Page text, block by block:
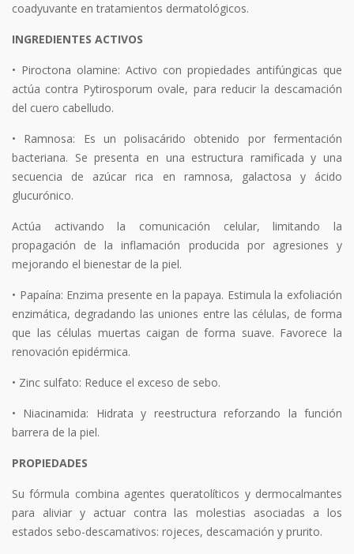
coadyuvante en tratamientos dermatológicos.
INGREDIENTES ACTIVOS
• Piroctona olamine: Activo con propiedades antifúngicas que
actúa contra Pytirosporum ovale, para reducir la descamación
del cuero cabelludo.
• Ramnosa: Es un polisacárido obtenido por fermentación
bacteriana. Se presenta en una estructura ramificada y una
secuencia de azúcar rica en ramnosa, galactosa y ácido
glucurónico.
Actúa activando la comunicación celular, limitando la
propagación de la inflamación producida por agresiones y
mejorando el bienestar de la piel.
• Papaína: Enzima presente en la papaya. Estimula la exfoliación
enzimática, degradando las uniones entre las células, de forma
que las células muertas caigan de forma suave. Favorece la
renovación epidérmica.
• Zinc sulfato: Reduce el exceso de sebo.
• Niacinamida: Hidrata y reestructura reforzando la función
barrera de la piel.
PROPIEDADES
Su fórmula combina agentes queratolíticos y dermocalmantes
para aliviar y actuar contra las molestias asociadas a los
estados sebo-descamativos: rojeces, descamación y prurito.